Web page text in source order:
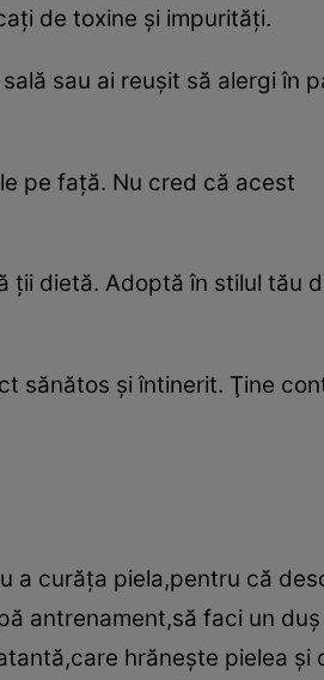
de toxine şi impurităţi.
sau ai reuşit să alergi în
pe faţă. Nu cred că acest
ţii dietă. Adoptă în stilul tău
sănătos şi întinerit. Ţine
a curăţa piela,pentru că
antrenament,să faci un
hrăneşte pielea şi